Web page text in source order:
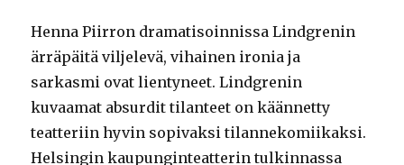
Henna Piirron dramatisoinnissa Lindgrenin
ärräpäitä viljelevä, vihainen ironia ja
sarkasmi ovat lientyneet. Lindgrenin
kuvaamat absurdit tilanteet on käännetty
teatteriin hyvin sopivaksi tilannekomiikaksi.
Helsingin kaupunginteatterin tulkinnassa